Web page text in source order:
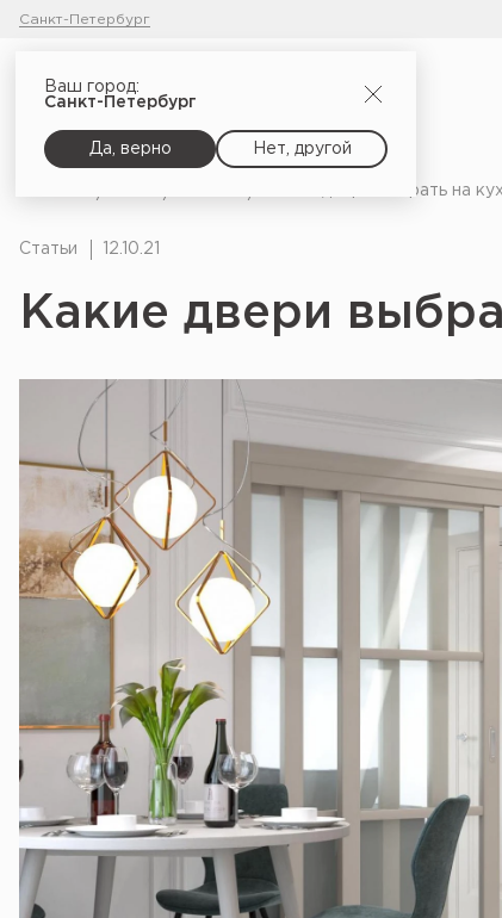
Санкт-Петербург
Ваш город:
Санкт-Петербург
Да, верно Нет, другой
Какие двери выбрать на
Статьи 12.10.21
Какие двери